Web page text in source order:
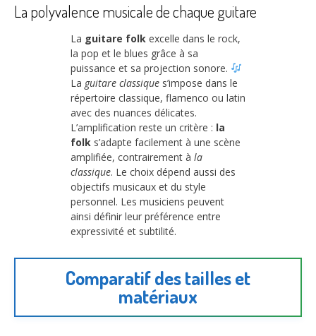
La polyvalence musicale de chaque guitare
La guitare folk excelle dans le rock,
la pop et le blues grâce à sa
puissance et sa projection sonore.
La guitare classique s’impose dans le
répertoire classique, flamenco ou latin
avec des nuances délicates.
L’amplification reste un critère : la
folk s’adapte facilement à une scène
amplifiée, contrairement à la
classique. Le choix dépend aussi des
objectifs musicaux et du style
personnel. Les musiciens peuvent
ainsi définir leur préférence entre
expressivité et subtilité.
Comparatif des tailles et
matériaux